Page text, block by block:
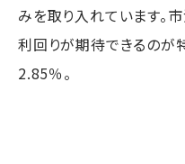
みを取り入れています。
利回りが期待できるのが
2.85％。